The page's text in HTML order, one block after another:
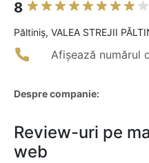
8
Păltiniş, VALEA STREJII
Afișează numărul
Despre companie:
Review-uri pe
web